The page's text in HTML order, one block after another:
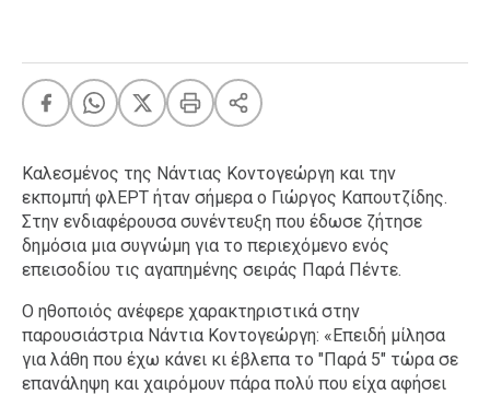
Xmas
LIFE
Food
Body+Mind
Ταξίδια
Style
Σπίτι
Family
Σχέσεις
Καλεσμένος της Νάντιας Κοντογεώργη και την
εκπομπή φλΕΡΤ ήταν σήμερα ο Γιώργος Καπουτζίδης.
Στην ενδιαφέρουσα συνέντευξη που έδωσε ζήτησε
δημόσια μια συγνώμη για το περιεχόμενο ενός
επεισοδίου τις αγαπημένης σειράς Παρά Πέντε.
Ο ηθοποιός ανέφερε χαρακτηριστικά στην
παρουσιάστρια Νάντια Κοντογεώργη: «Επειδή μίλησα
για λάθη που έχω κάνει κι έβλεπα το "Παρά 5" τώρα σε
επανάληψη και χαιρόμουν πάρα πολύ που είχα αφήσει